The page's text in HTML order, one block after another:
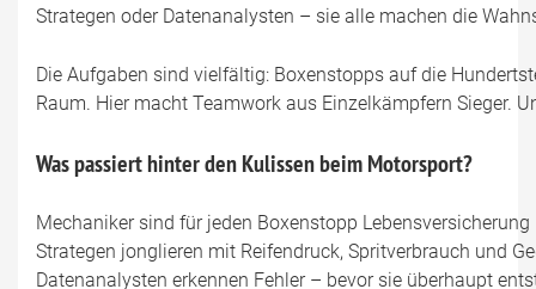
Strategen oder Datenanalysten – sie alle machen die
Die Aufgaben sind vielfältig: Boxenstopps auf die
Raum. Hier macht Teamwork aus Einzelkämpfern Sieger.
Was passiert hinter den Kulissen beim Motorsport?
Mechaniker sind für jeden Boxenstopp
Strategen jonglieren mit Reifendruck, Spritverbrauch und
Datenanalysten erkennen Fehler – bevor sie überhaupt